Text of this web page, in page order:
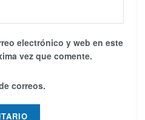
electrónico y web en este
vez que comente.
correos.